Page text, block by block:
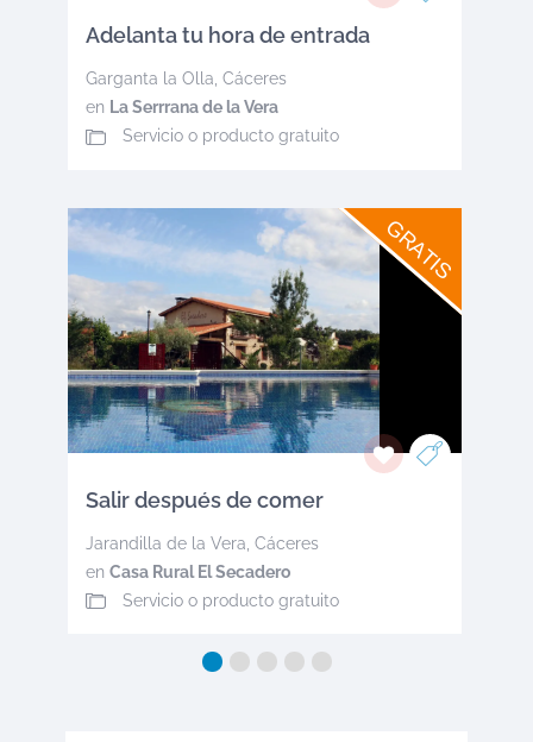
Adelanta tu hora de entrada
Garganta la Olla, Cáceres
en La Serrrana de la Vera
Servicio o producto gratuito
GRATIS
Salir después de comer
Jarandilla de la Vera Cáceres
en Casa Rural El Secadero
Servicio o producto gratuito